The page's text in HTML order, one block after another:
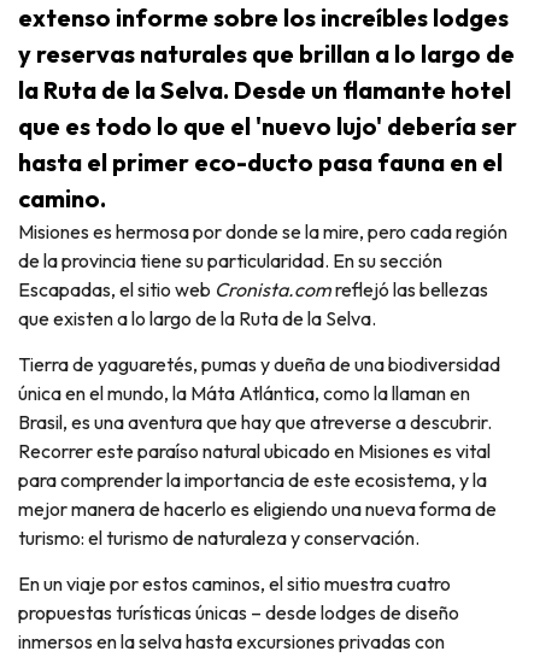
extenso informe sobre los increíbles lodges
y reservas naturales que brillan a lo largo de
la Ruta de la Selva. Desde un flamante hotel
que es todo lo que el 'nuevo lujo' debería ser
hasta el primer eco-ducto pasa fauna en el
camino.
Misiones es hermosa por donde se la mire, pero cada región
de la provincia tiene su particularidad. En su sección
Escapadas, el sitio web Cronista.comreflejó las bellezas
que existen a lo largo de la Ruta de la Selva.
Tierra de yaguaretés, pumas y dueña de una biodiversidad
única en el mundo, la Máta Atlántica, como la llaman en
Brasil, es una aventura que hay que atreverse a descubrir.
Recorrer este paraíso natural ubicado en Misiones es vital
para comprender la importancia de este ecosistema, y la
mejor manera de hacerlo es eligiendo una nueva forma de
turismo: el turismo de naturaleza y conservación.
En un viaje por estos caminos, el sitio muestra cuatro
propuestas turísticas únicas – desde lodges de diseño
inmersos en la selva hasta excursiones privadas con